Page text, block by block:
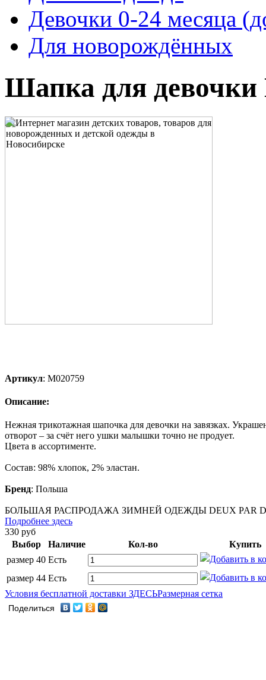
Девочки 0-24 месяца
Для новорождённых
Шапка для девочки
Артикул: М020759
Описание:
Нежная трикотажная шапочка для девочки на завязках.
отворот – за счёт него ушки малышки точно не продует.
Цвета в ассортименте.
Состав: 98% хлопок, 2% эластан.
Бренд: Польша
БОЛЬШАЯ РАСПРОДАЖА ЗИМНЕЙ ОДЕЖДЫ DEUX PAR
Подробнее здесь
330 руб
Выбор
Наличие Кол-во
Купить
размер 40 Есть
размер 44 Есть
Условия бесплатной доставки ЗДЕСЬРазмерная сетка
Поделиться